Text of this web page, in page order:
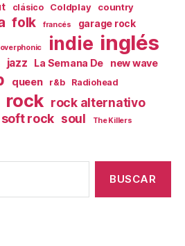
clásico Coldplay country
folk francés garage rock
indie inglés
jazz La Semana De new wave
queen r&b Radiohead
rock rock alternativo
soft rock soul The Killers